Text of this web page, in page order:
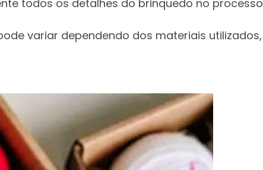
todos os detalhes do brinquedo no processo
variar dependendo dos materiais utilizados,